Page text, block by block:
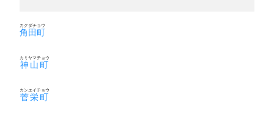
角田町
カクダチョウ
神山町
カミヤマチョウ
菅栄町
カンエイチョウ